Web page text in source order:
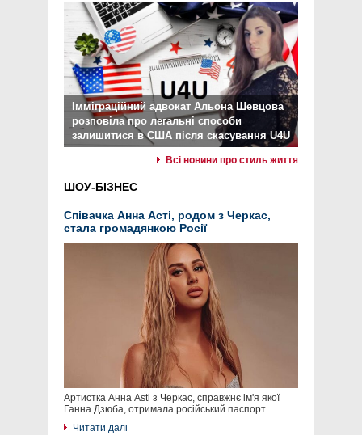
Імміграційний адвокат Альона Шевцова
розповіла про легальні способи
залишитися в США після скасування U4U
Всі новини про стиль життя
ШОУ-БІЗНЕС
Співачка Анна Асті, родом з Черкас,
стала громадянкою Росії
Артистка Анна Asti з Черкас, справжнє ім'я якої
Ганна Дзюба, отримала російський паспорт.
Читати далі